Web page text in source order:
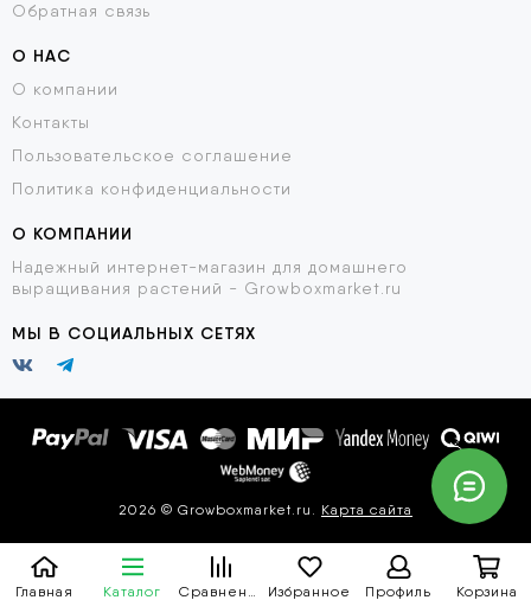
Главная Каталог Сравнение Избранное Профиль Корзина
Обратная связь
О НАС
О компании
Контакты
Пользовательское соглашение
Политика конфиденциальности
О КОМПАНИИ
Надежный интернет-магазин для домашнего
выращивания растений - Growboxmarket.ru
МЫ В СОЦИАЛЬНЫХ СЕТЯХ
2026 © Growboxmarket.ru. Карта сайта